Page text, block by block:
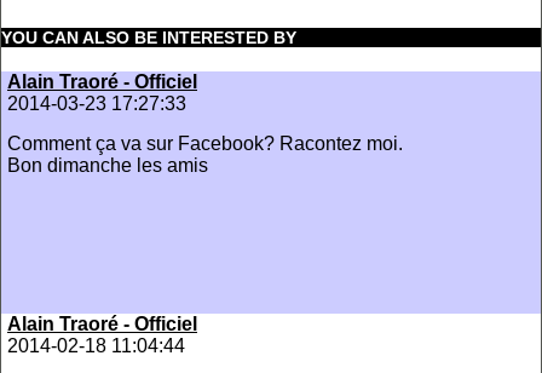
YOU CAN ALSO BE INTERESTED BY
Alain Traoré - Officiel
2014-03-23 17:27:33
Comment ça va sur Facebook? Racontez moi.
Bon dimanche les amis
Alain Traoré - Officiel
2014-02-18 11:04:44